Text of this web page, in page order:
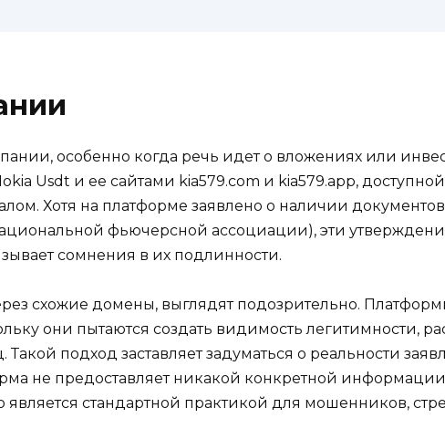
особенно когда речь идет о вложениях или
Usdt и ее сайтами kia579.com и kia579.app,
Хотя на платформе заявлено о наличии
фьючерсной ассоциации), эти
сомнения в их подлинности.
схожие домены, выглядят подозрительно.
они пытаются создать видимость легитимности,
подход заставляет задуматься о реальности
не предоставляет никакой конкретной
стандартной практикой для мошенников,